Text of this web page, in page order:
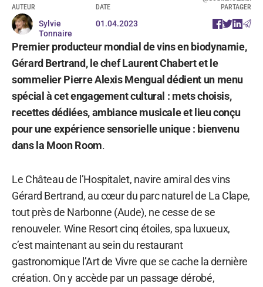
AUTEUR
Sylvie
Tonnaire
DATE
01.04.2023
PARTAGER
Premier producteur mondial de vins en biodynamie,
Gérard Bertrand, le chef Laurent Chabert et le
sommelier Pierre Alexis Mengual dédient un menu
spécial à cet engagement cultural : mets choisis,
recettes dédiées, ambiance musicale et lieu conçu
pour une expérience sensorielle unique : bienvenu
dans la Moon Room.
Le Château de l’Hospitalet, navire amiral des vins
Gérard Bertrand, au cœur du parc naturel de La Clape,
tout près de Narbonne (Aude), ne cesse de se
renouveler. Wine Resort cinq étoiles, spa luxueux,
c’est maintenant au sein du restaurant
gastronomique l’Art de Vivre que se cache la dernière
création. On y accède par un passage dérobé,